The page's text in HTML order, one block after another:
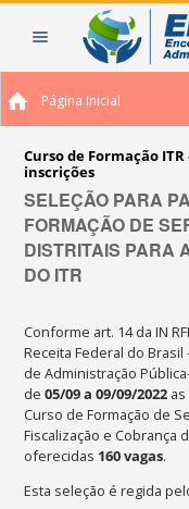
Página Inicial
Curso de Formação
inscrições
SELEÇÃO PARA
FORMAÇÃO DE
DISTRITAIS PARA
DO ITR
Conforme art. 14 da IN
Receita Federal do Brasil
de Administração
de05/09 a 09/09/2022
Curso de Formação de
Fiscalização e Cobrança
oferecidas 160vagas.
Esta seleção é regida